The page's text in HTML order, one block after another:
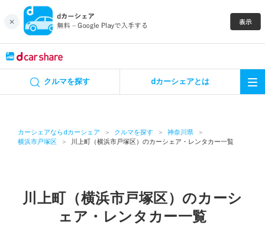
クルマを探す dカーシェアとは
カーシェアならdカーシェア クルマを探す
神奈川県
横浜市戸塚区
川上町（横浜市戸塚区）のカーシェア・レンタカー一覧
川上町（横浜市戸塚区）のカーシ
ェア・レンタカー一覧
カーシェア
特集